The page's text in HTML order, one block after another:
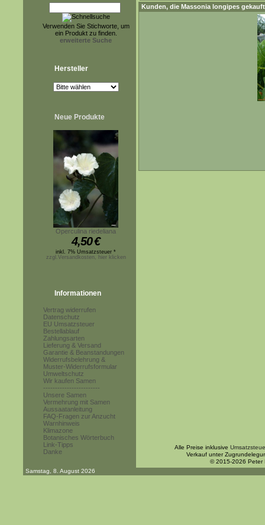
Verwenden Sie Stichworte, um
ein Produkt zu finden.
erweiterte Suche
Hersteller
Neue Produkte
Operculina riedeliana
4,50€
inkl. 7% Umsatzsteuer *
zzgl.Versandkosten, hier klicken
Informationen
Vertrag widerrufen
Datenschutz
EU Umsatzsteuer
Bestellablauf
Zahlungsarten
Lieferung & Versand
Garantie & Beanstandungen
Widerrufsbelehrung &
Muster-Widerrufsformular
Umweltschutz
Wir kaufen Samen
------------------------
Unsere Samen
Vermehrung mit Samen
Aussaatanleitung
FAQ-Fragen zur Anzucht
Warnhinweis
Klimazone
Botanisches Wörterbuch
Link-Tipps
Danke
Kunden, die Massonia longipes
Alle Preise inklusive
Verkauf unter
© 2015-2026 Peter
Samstag, 8. August 2026